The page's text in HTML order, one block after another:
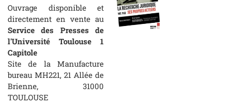
Ouvrage disponible et
directement en vente au
Service des Presses de
l'Université Toulouse 1
Capitole
Site de la Manufacture
bureau MH221, 21 Allée de
Brienne, 31000
TOULOUSE